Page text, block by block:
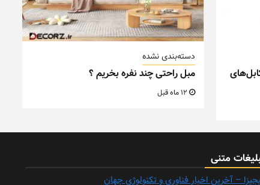
دسته‌بندی نشده
مبل راحتی چند نفره بخریم ؟
متنی
– آخرین اخبار فناوری و تکنولوژی جهان